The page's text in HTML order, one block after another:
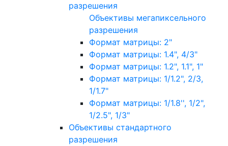
разрешения
Объективы мегапиксельного
разрешения
Формат матрицы: 2"
Формат матрицы: 1.4", 4/3"
Формат матрицы: 1.2", 1.1", 1"
Формат матрицы: 1/1.2", 2/3,
1/1.7"
Формат матрицы: 1/1.8'', 1/2",
1/2.5", 1/3"
Объективы стандартного
разрешения